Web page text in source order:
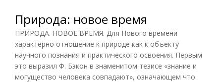
Природа: новое время
ПРИРОДА. НОВОЕ ВРЕМЯ. Для Нового времени
характерно отношение к природе как к объекту
научного познания и практического освоения. Первым
это выразил Ф. Бэкон в знаменитом тезисе «знание и
могущество человека совпадают», означающем что